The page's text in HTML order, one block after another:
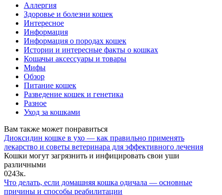
Аллергия
Здоровье и болезни кошек
Интересное
Информация
Информация о породах кошек
Истории и интересные факты о кошках
Кошачьи аксессуары и товары
Мифы
Обзор
Питание кошек
Разведение кошек и генетика
Разное
Уход за кошками
Вам также может понравиться
Диоксидин кошке в ухо — как правильно применять
лекарство и советы ветеринара для эффективного лечения
Кошки могут загрязнить и инфицировать свои уши
различными
0243к.
Что делать, если домашняя кошка одичала — основные
причины и способы реабилитации